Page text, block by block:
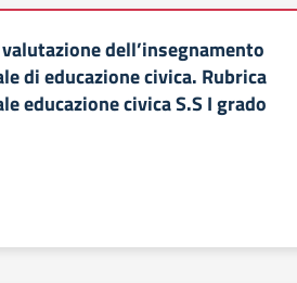
dell’insegnamento
di educazione civica. Rubrica
educazione civica S.S I grado